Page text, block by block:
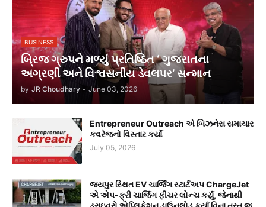
BUSINESS
બ્રિજ ગ્રુપને મળ્યું પ્રતિષ્ઠિત ‘ ગુજરાતના
અગ્રણી અને વિશ્વસનીય ડેવલપર’ સન્માન
by JR Choudhary - June 03, 2026
Entrepreneur Outreach એ બિઝનેસ સમાચાર
કવરેજનો વિસ્તાર કર્યો
July 05, 2026
જયપુર સ્થિત EV ચાર્જિંગ સ્ટાર્ટઅપ ChargeJet
એ એપ-ફ્રી ચાર્જિંગ ફીચર લોન્ચ કર્યું, જેનાથી